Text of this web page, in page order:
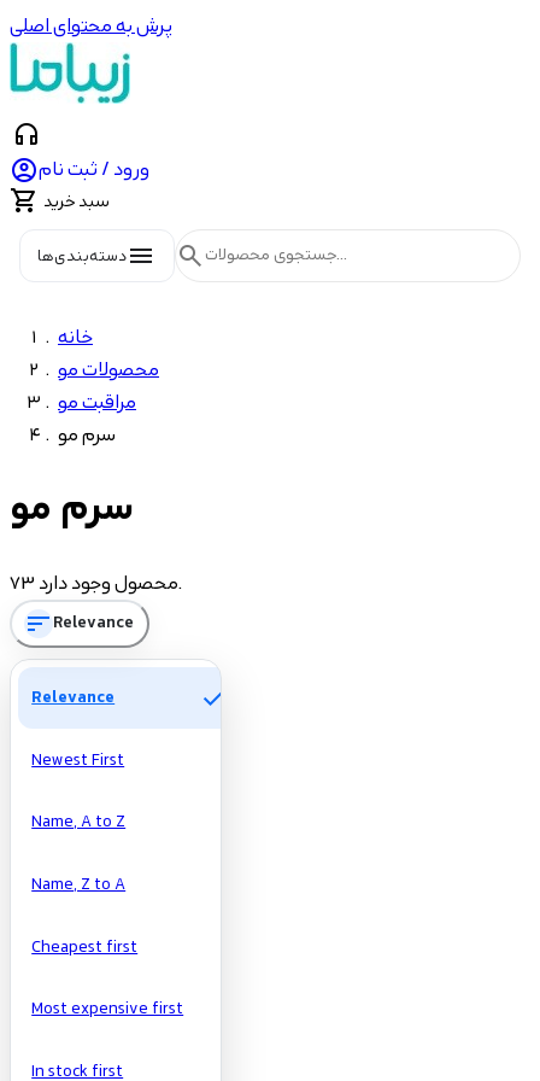
پرش به محتوای اصلی
headphones
ورود / ثبت نام
 سبد خرید
menuدسته‌بندی‌ها search
خانه
محصولات مو
مراقبت مو
سرم مو
تومان
تومان
Manufacturers
سرم مو
73 محصول وجود دارد.
sortRelevance
Relevance check
Newest First
Name, A to Z
Name, Z to A
Cheapest first
Most expensive first
In stock first